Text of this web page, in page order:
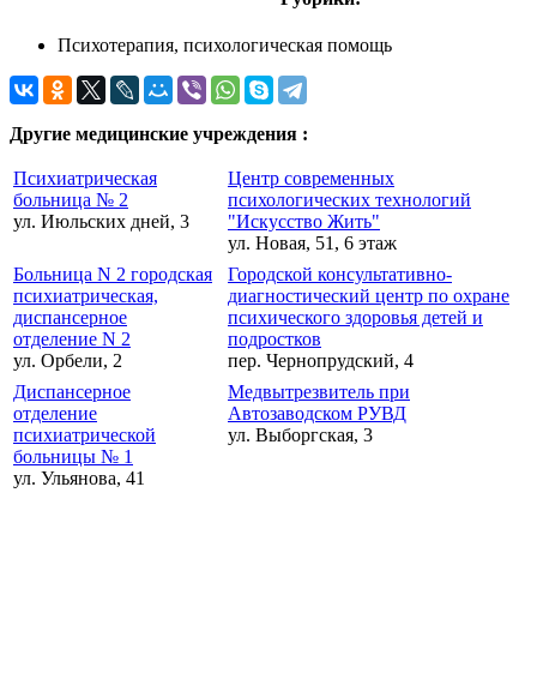
Психотерапия, психологическая помощь
Другие медицинские учреждения :
Психиатрическая
больница № 2
ул. Июльских дней, 3
Центр современных
психологических технологий
"Искусство Жить"
ул. Новая, 51, 6 этаж
Больница N 2 городская
психиатрическая,
диспансерное
отделение N 2
ул. Орбели, 2
Городской консультативно-
диагностический центр по охране
психического здоровья детей и
подростков
пер. Чернопрудский, 4
Диспансерное
отделение
психиатрической
больницы № 1
ул. Ульянова, 41
Медвытрезвитель при
Автозаводском РУВД
ул. Выборгская, 3